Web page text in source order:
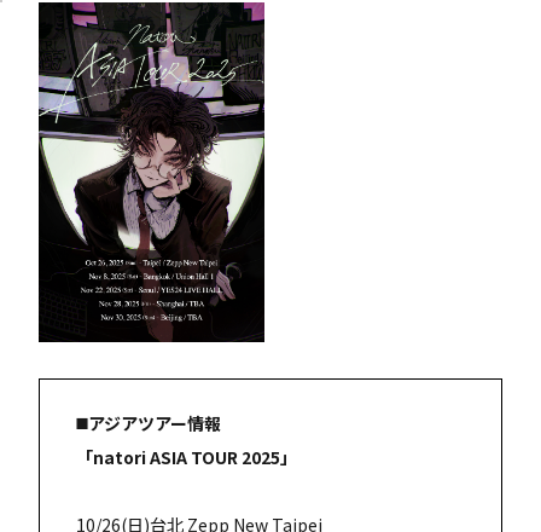
◼️アジアツアー情報
「natori ASIA TOUR 2025」
10/26(日)台北 Zepp New Taipei